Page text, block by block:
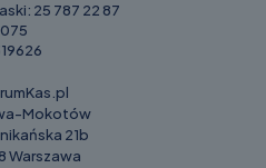
25 787 22 87
Mokotów
21b
Warszawa